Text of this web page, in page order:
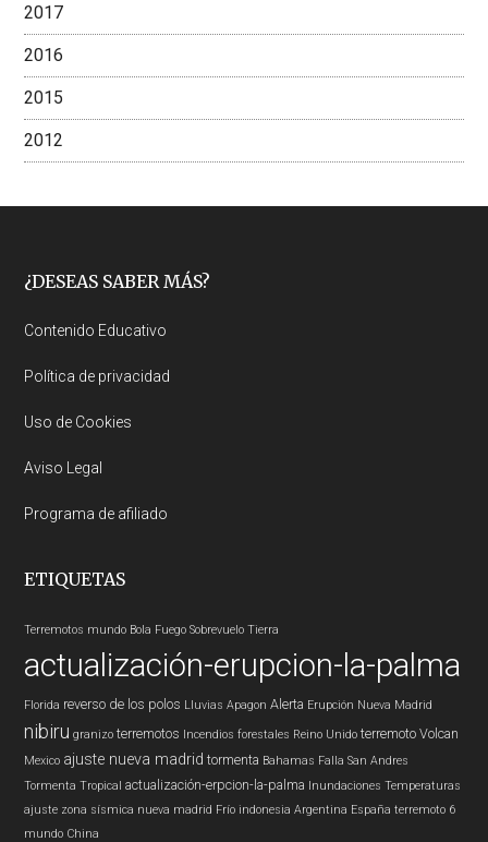
2017
2016
2015
2012
Footer
¿DESEAS SABER MÁS?
Contenido Educativo
Política de privacidad
Uso de Cookies
Aviso Legal
Programa de afiliado
ETIQUETAS
Terremotos mundo Bola Fuego Sobrevuelo Tierra
actualización-erupcion-la-palma
Florida reverso de los polos Lluvias Apagon Alerta Erupción Nueva Madrid
nibiru granizo terremotos Incendios forestales Reino Unido terremoto Volcan
Mexico ajuste nueva madrid tormenta Bahamas Falla San Andres
Tormenta Tropical actualización-erpcion-la-palma Inundaciones Temperaturas
ajuste zona sísmica nueva madrid Frío indonesia Argentina España terremoto 6
mundo China